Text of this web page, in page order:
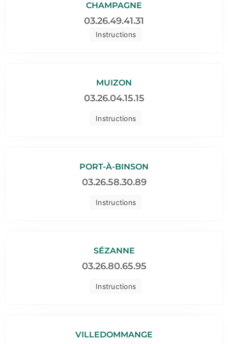
Instructions
CHAMPAGNE
03.26.49.41.31
Instructions
MUIZON
03.26.04.15.15
Instructions
PORT-À-BINSON
03.26.58.30.89
Instructions
SÉZANNE
03.26.80.65.95
VILLEDOMMANGE